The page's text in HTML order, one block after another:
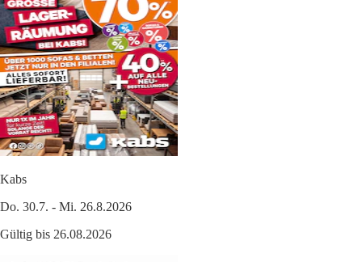
Kabs
Do. 30.7. - Mi. 26.8.2026
Gültig bis 26.08.2026